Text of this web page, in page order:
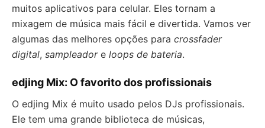
muitos aplicativos para celular. Eles tornam a
mixagem de música mais fácil e divertida. Vamos ver
algumas das melhores opções para crossfader
digital, sampleadore loops de bateria.
edjing Mix: O favorito dos profissionais
O edjing Mix é muito usado pelos DJs profissionais.
Ele tem uma grande biblioteca de músicas,